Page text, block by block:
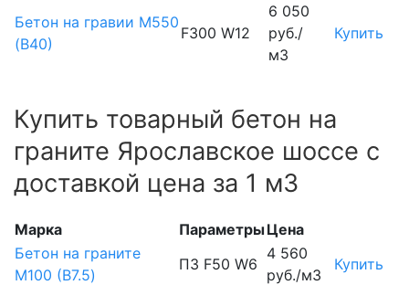
Бетон на гравии М550
(В40)
F300 W12
6 050
руб./
м3
Купить
Купить товарный бетон на
граните Ярославское шоссе с
доставкой цена за 1 м3
Марка ПараметрыЦена
Бетон на граните
М100 (B7.5)
П3 F50 W6
4 560
руб./м3
Купить